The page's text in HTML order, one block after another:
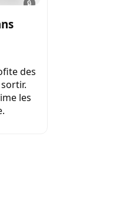
🔒
des
les